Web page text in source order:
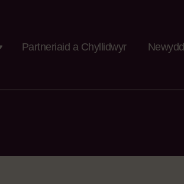
Partneriaid a Chyllidwyr